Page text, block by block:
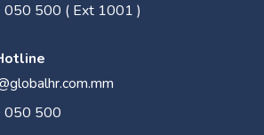
500 ( Ext 1001 )
050 500